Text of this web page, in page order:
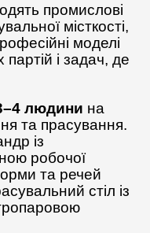
промислові
місткості,
моделі
і задач, де
людини на
та прасування.
із
робочої
та речей
стіл із